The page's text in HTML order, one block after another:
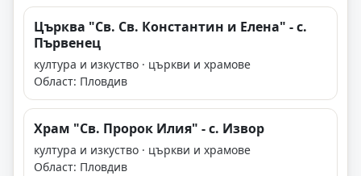
Църква "Св. Св. Константин и Елена" - с.
Първенец
култура и изкуство · църкви и храмове
Област: Пловдив
Храм "Св. Пророк Илия" - с. Извор
култура и изкуство · църкви и храмове
Област: Пловдив